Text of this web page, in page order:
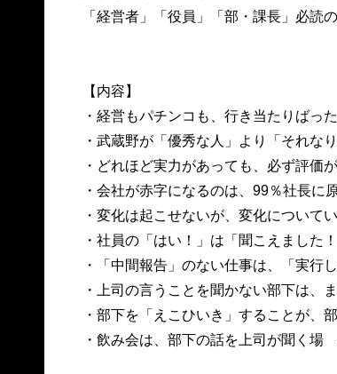
「経営者」「役員」「部・課長」必読
【内容】
・経営もパチンコも、行き当たりばっ
・武蔵野が「優秀な人」より「それな
・どれほど実力があっても、必ず評価
・会社が赤字になるのは、99％社長に
・変化は起こせないが、変化について
・社員の「はい！」は「聞こえました
・「中間報告」のない仕事は、「実行
・上司の言うことを聞かない部下は、
・部下を「えこひいき」することが、
・飲み会は、部下の話を上司が聞く